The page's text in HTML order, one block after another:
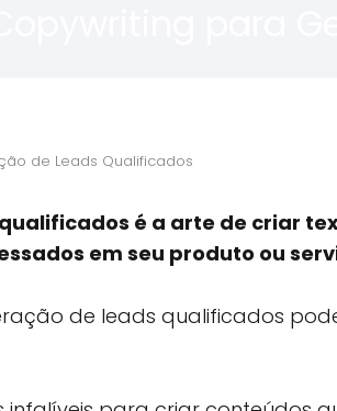
de Leads Qualificados
é a arte de criar
em seu produto ou
de leads qualificados